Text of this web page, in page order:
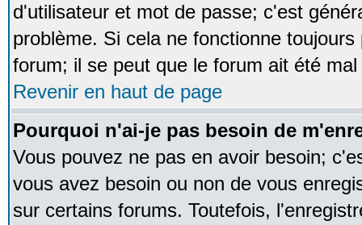
d'utilisateur et mot de passe; c'est
problème. Si cela ne fonctionne
forum; il se peut que le forum ait été
Revenir en haut de page
Pourquoi n'ai-je pas besoin de
Vous pouvez ne pas en avoir besoin;
vous avez besoin ou non de vous
sur certains forums. Toutefois,